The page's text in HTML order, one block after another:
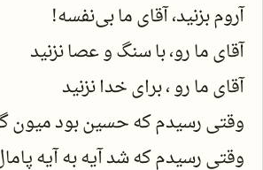
آروم بزنید، آقای ما بی‌نفسه!
آقای ما رو، با سنگ و عصا نزنید
آقای ما رو ، برای خدا نزنید
وقتی رسیدم که حسین بود میون
وقتی رسیدم که شد آیه به آیه